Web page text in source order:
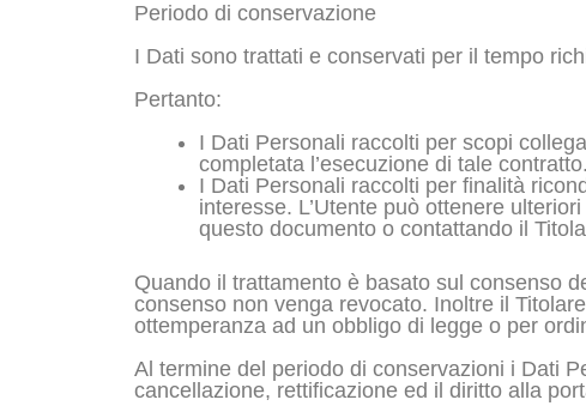
Periodo di conservazione
I Dati sono trattati e conservati per il tempo
Pertanto:
I Dati Personali raccolti per scopi
completata l’esecuzione di tale contratto.
I Dati Personali raccolti per finalità
interesse. L’Utente può ottenere
questo documento o contattando il
Quando il trattamento è basato sul consenso
consenso non venga revocato. Inoltre il
ottemperanza ad un obbligo di legge o per
Al termine del periodo di conservazioni i Dati
cancellazione, rettificazione ed il diritto alla